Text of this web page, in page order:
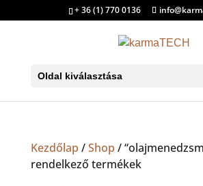
+ 36 (1) 770 0136
Oldal kiválasztása
Kezdőlap /Shop /
rendelkező termékek